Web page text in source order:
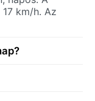
km/h. Az